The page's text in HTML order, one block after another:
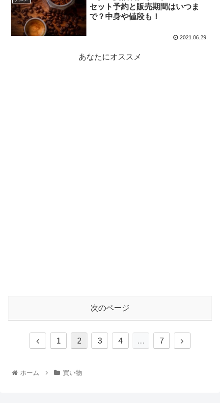
セット予約と販売期間はいつま
で？中身や値段も！
2021.06.29
あなたにオススメ
次のページ
1 2 3 4 … 7
ホーム 買い物